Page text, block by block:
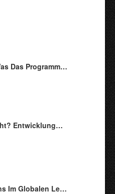
Das Programm…
Entwicklung…
Im Globalen Le…